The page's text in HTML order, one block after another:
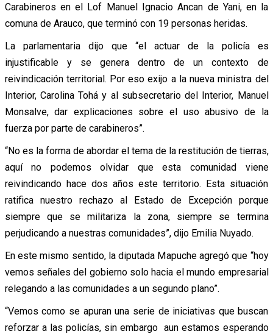
Carabineros en el Lof Manuel Ignacio Ancan de Yani, en la
comuna de Arauco, que terminó con 19 personas heridas.
La parlamentaria dijo que “el actuar de la policía es
injustificable y se genera dentro de un contexto de
reivindicación territorial. Por eso exijo a la nueva ministra del
Interior, Carolina Tohá y al subsecretario del Interior, Manuel
Monsalve, dar explicaciones sobre el uso abusivo de la
fuerza por parte de carabineros”.
“No es la forma de abordar el tema de la restitución de tierras,
aquí no podemos olvidar que esta comunidad viene
reivindicando hace dos años este territorio. Esta situación
ratifica nuestro rechazo al Estado de Excepción porque
siempre que se militariza la zona, siempre se termina
perjudicando a nuestras comunidades”, dijo Emilia Nuyado.
En este mismo sentido, la diputada Mapuche agregó que “hoy
vemos señales del gobierno solo hacia el mundo empresarial
relegando a las comunidades a un segundo plano”.
“Vemos como se apuran una serie de iniciativas que buscan
reforzar a las policías, sin embargo aun estamos esperando